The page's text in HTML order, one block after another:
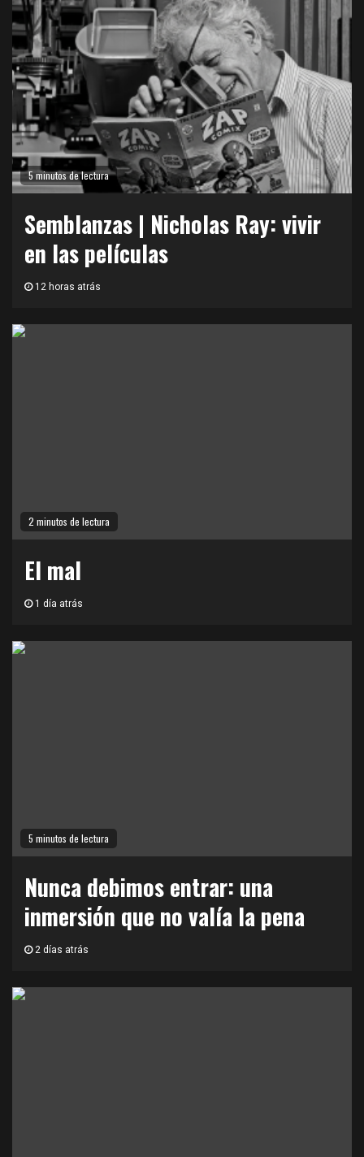
5 minutos de lectura
Semblanzas | Nicholas Ray: vivir
en las películas
12 horas atrás
2 minutos de lectura
El mal
1 día atrás
5 minutos de lectura
Nunca debimos entrar: una
inmersión que no valía la pena
2 días atrás